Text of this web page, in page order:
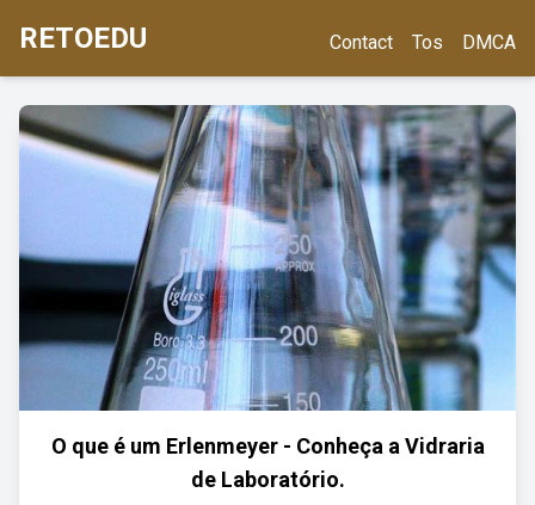
RETOEDU Contact Tos DMCA
O que é um Erlenmeyer - Conheça a Vidraria
de Laboratório.